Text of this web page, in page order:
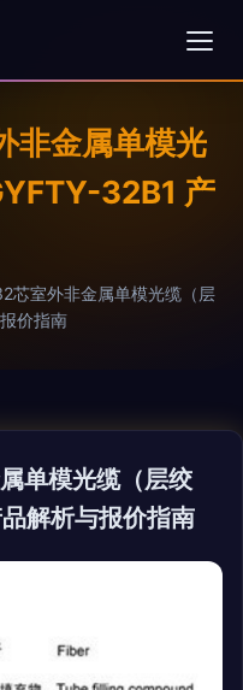
非金属单模光
32B1 产
芯室外非金属单模光缆（层
价指南
单模光缆（层绞
解析与报价指南